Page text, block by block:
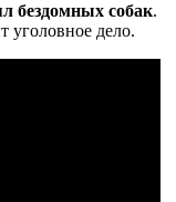
бездомных собак.
уголовное дело.